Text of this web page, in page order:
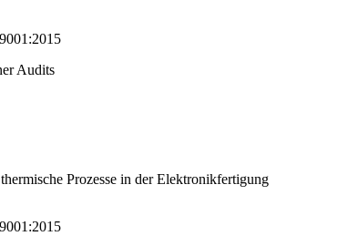
Audits
Prozesse in der Elektronikfertigung